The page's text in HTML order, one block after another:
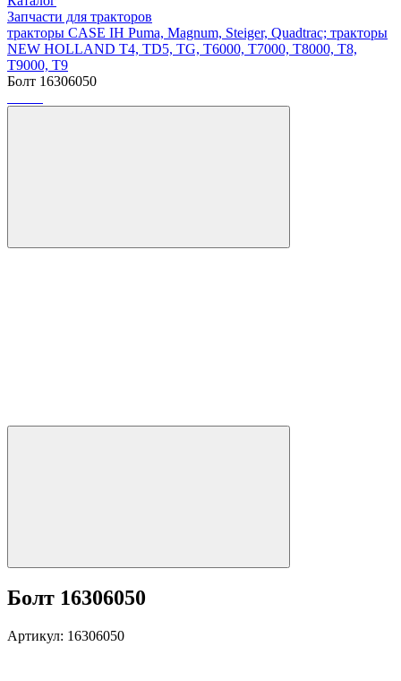
Запчасти для тракторов
тракторы CASE IH Puma, Magnum, Steiger, Quadtrac; тракторы
NEW HOLLAND T4, TD5, TG, T6000, T7000, T8000, T8,
T9000, T9
Болт 16306050
Болт 16306050
Артикул: 16306050